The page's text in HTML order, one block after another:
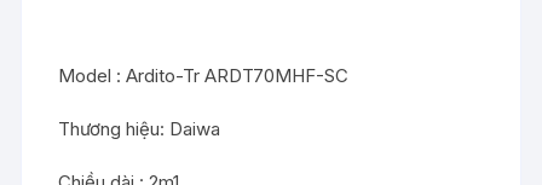
Model : Ardito-Tr ARDT70MHF-SC
Thương hiệu: Daiwa